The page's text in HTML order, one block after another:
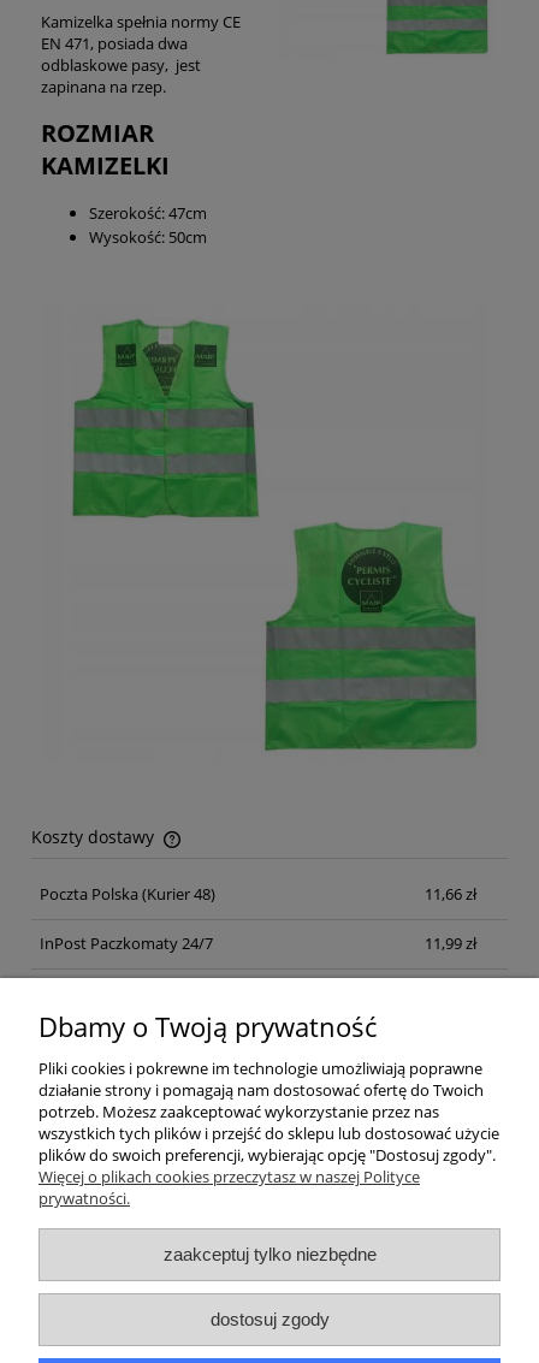
Kamizelka spełnia normy CE
EN 471, posiada dwa
odblaskowe pasy, jest
zapinana na rzep.
ROZMIAR
KAMIZELKI
Szerokość: 47cm
Wysokość: 50cm
Koszty dostawy
Cena nie zawiera ewentualnych kosztów płatności
Poczta Polska (Kurier 48) 11,66 zł
InPost Paczkomaty 24/7 11,99 zł
Pomoc
Moje konto
Płatności i dostawa
Informacje
Dbamy o Twoją prywatność
Pliki cookies i pokrewne im technologie umożliwiają poprawne
działanie strony i pomagają nam dostosować ofertę do Twoich
potrzeb. Możesz zaakceptować wykorzystanie przez nas
wszystkich tych plików i przejść do sklepu lub dostosować użycie
plików do swoich preferencji, wybierając opcję "Dostosuj zgody".
Więcej o plikach cookies przeczytasz w naszej Polityce
prywatności.
zaakceptuj tylko niezbędne
dostosuj zgody